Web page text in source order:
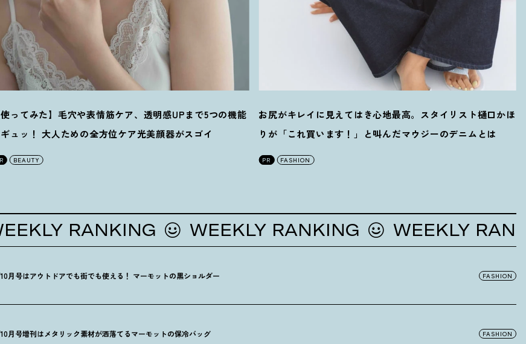
使ってみた】毛穴や表情筋ケア、透明感UPまで5つの機能
ュッ ！ 大人ための全方位ケア光美顔器がスゴイ
BEAUTY
お尻がキレイに見えてはき心地最高。スタイリスト樋口かほ
りが「これ買います ！ 」と叫んだマウジーのデニムとは
PR FASHION
RANKING WEEKLY RANKING WEEKLY RANKING
月号はアウトドアでも街でも使える ！ マーモットの黒ショルダー FASHION
月号増刊はメタリック素材が洒落てるマーモットの保冷バッグ FASHION